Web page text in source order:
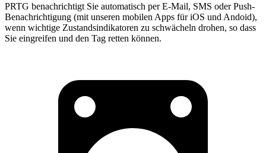
PRTG benachrichtigt Sie automatisch per E-Mail, SMS oder Push-
Benachrichtigung (mit unseren mobilen Apps für iOS und Andoid),
wenn wichtige Zustandsindikatoren zu schwächeln drohen, so dass
Sie eingreifen und den Tag retten können.